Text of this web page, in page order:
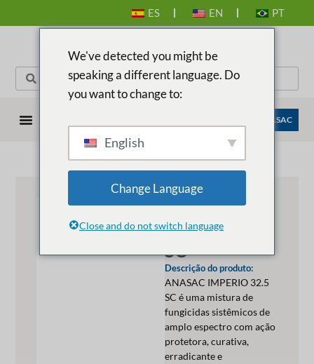
ES EN PT
EMPRESAS ANASAC
ANASAC
EMPIRE 32.5
SC
Descrição do produto:
ANASAC IMPERIO 32.5
SC é uma mistura de
fungicidas sistêmicos de
amplo espectro com ação
protetora, curativa,
erradicante e
We've detected you might be
speaking a different language. Do
you want to change to:
English
Change Language
Close and do not switch language